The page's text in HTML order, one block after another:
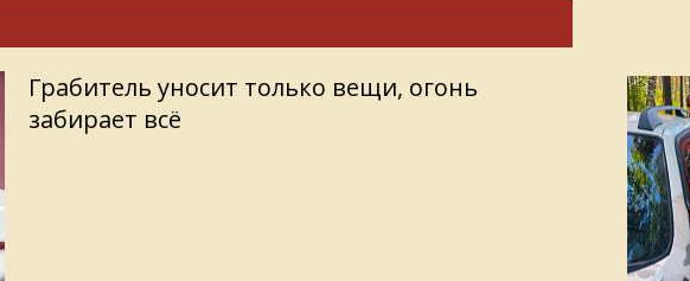
Грабитель уносит только вещи, огонь
забирает всё